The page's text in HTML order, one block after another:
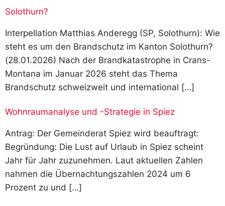
Solothurn?
Interpellation Matthias Anderegg (SP, Solothurn): Wie
steht es um den Brandschutz im Kanton Solothurn?
(28.01.2026) Nach der Brandkatastrophe in Crans-
Montana im Januar 2026 steht das Thema
Brandschutz schweizweit und international […]
Wohnraumanalyse und -Strategie in Spiez
Antrag: Der Gemeinderat Spiez wird beauftragt:
Begründung: Die Lust auf Urlaub in Spiez scheint
Jahr für Jahr zuzunehmen. Laut aktuellen Zahlen
nahmen die Übernachtungszahlen 2024 um 6
Prozent zu und […]